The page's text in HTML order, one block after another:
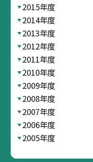
2015年度
2014年度
2013年度
2012年度
2011年度
2010年度
2009年度
2008年度
2007年度
2006年度
2005年度